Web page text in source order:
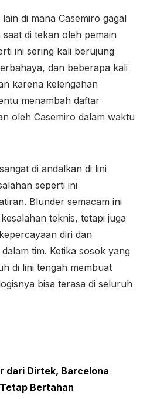
di mana Casemiro gagal
di tekan oleh pemain
ini sering kali berujung
dan beberapa kali
karena kelengahan
menambah daftar
oleh Casemiro dalam waktu
di andalkan di lini
seperti ini
Blunder semacam ini
teknis, tetapi juga
diri dan
tim. Ketika sosok yang
di lini tengah membuat
bisa terasa di seluruh
dari Dirtek, Barcelona
Bertahan